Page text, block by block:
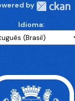
by
Idioma